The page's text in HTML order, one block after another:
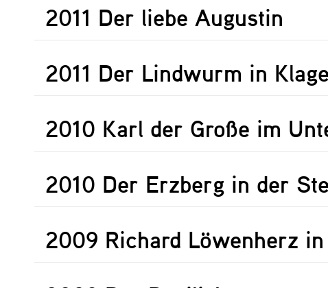
2011 Der liebe Augustin
2011 Der Lindwurm in
2010 Karl der Große im
2010 Der Erzberg in der
2009 Richard Löwenherz